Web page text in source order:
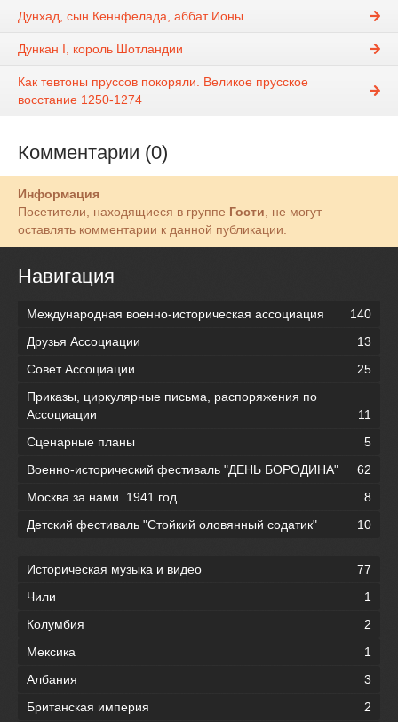
Дунхад, сын Кеннфелада, аббат Ионы
Дункан I, король Шотландии
Как тевтоны пруссов покоряли. Великое прусское
восстание 1250-1274
Комментарии (0)
Информация
Посетители, находящиеся в группе Гости, не могут
оставлять комментарии к данной публикации.
Навигация
Международная военно-историческая ассоциация
140
Друзья Ассоциации
13
Совет Ассоциации
25
Приказы, циркулярные письма, распоряжения по
Ассоциации
11
Сценарные планы
5
Военно-исторический фестиваль "ДЕНЬ БОРОДИНА"
62
Москва за нами. 1941 год.
8
Детский фестиваль "Стойкий оловянный содатик"
10
Историческая музыка и видео
77
Чили
1
Колумбия
2
Мексика
1
Албания
3
Британская империя
2